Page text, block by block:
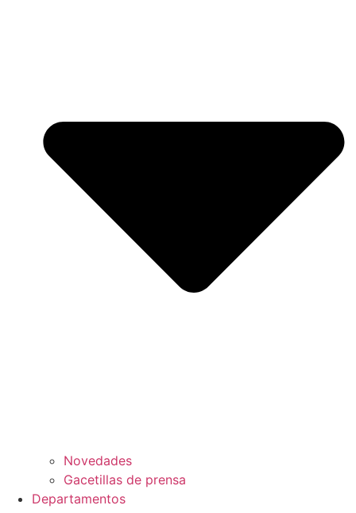
Novedades
Gacetillas de prensa
Departamentos